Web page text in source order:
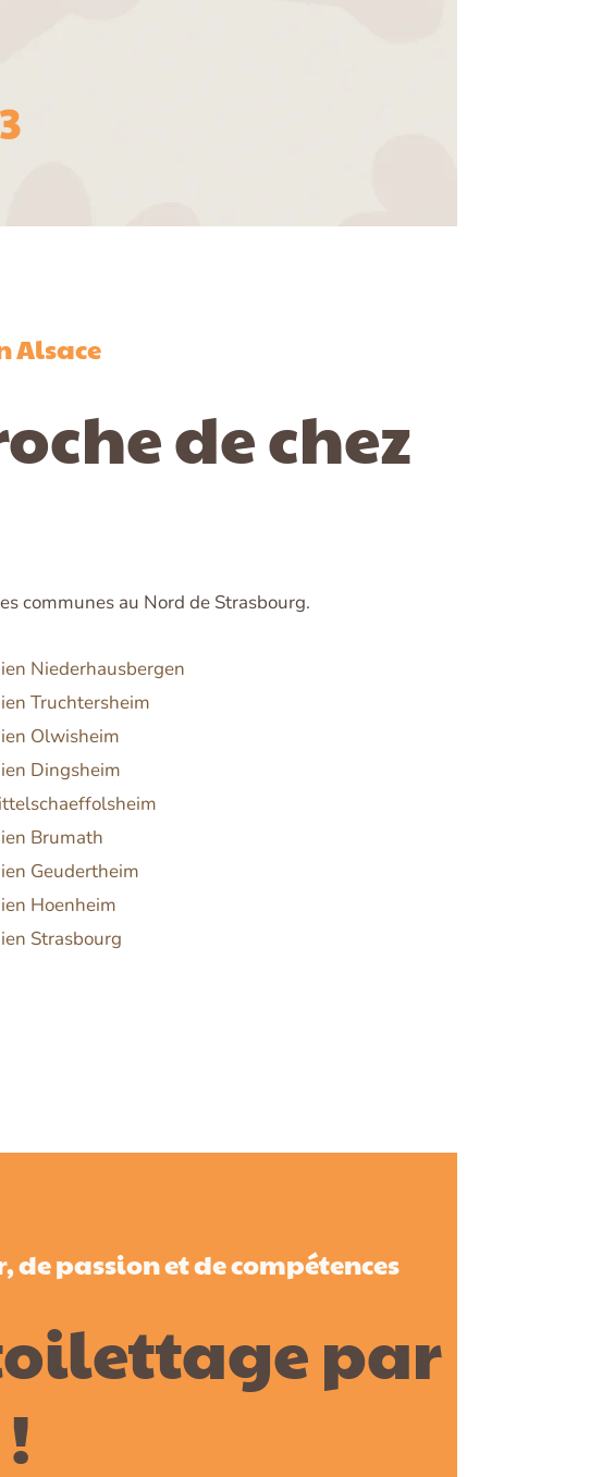
Alsace
de chez
communes au Nord de Strasbourg.
Niederhausbergen
Truchtersheim
Olwisheim
Dingsheim
Brumath
Geudertheim
Hoenheim
Strasbourg
de passion et de compétences
par